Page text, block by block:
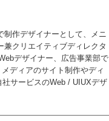
制作デザイナーとして、メニ
兼クリエイティブディレクタ
デザイナー、広告事業部で
ディアのサイト制作やディ
サービスのWeb / UIUXデザ